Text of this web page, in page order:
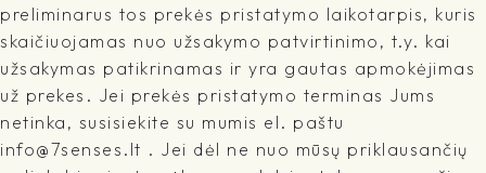
preliminarus tos prekės pristatymo laikotarpis, kuris
skaičiuojamas nuo užsakymo patvirtinimo, t.y. kai
užsakymas patikrinamas ir yra gautas apmokėjimas
už prekes. Jei prekės pristatymo terminas Jums
netinka, susisiekite su mumis el. paštu
info@7senses.lt . Jei dėl ne nuo mūsų priklausančių